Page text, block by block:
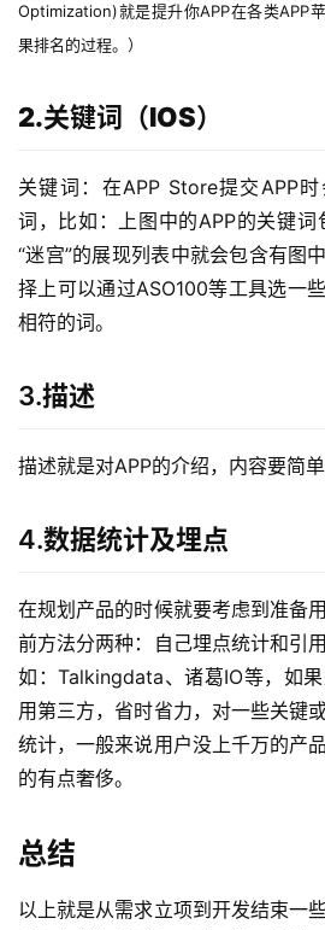
Optimization)就是提升你APP在各类APP
果排名的过程。）
2.关键词（IOS）
关键词：在APP Store提交APP
词，比如：上图中的APP的关键词
“迷宫”的展现列表中就会包含有图
择上可以通过ASO100等工具选一
相符的词。
3.描述
描述就是对APP的介绍，内容要简单
4.数据统计及埋点
在规划产品的时候就要考虑到准备
前方法分两种：自己埋点统计和引
如：Talkingdata、诸葛IO等，如
用第三方，省时省力，对一些关键
统计，一般来说用户没上千万的产
的有点奢侈。
总结
以上就是从需求立项到开发结束一